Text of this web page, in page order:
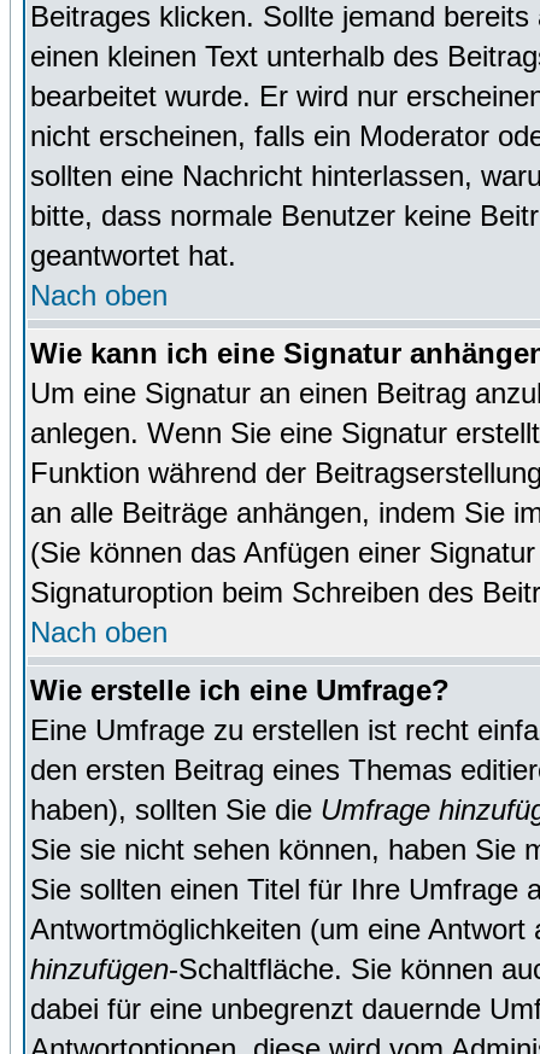
Beitrages klicken. Sollte jemand
einen kleinen Text unterhalb des
bearbeitet wurde. Er wird nur
nicht erscheinen, falls ein Moderator
sollten eine Nachricht hinterlassen,
bitte, dass normale Benutzer keine
geantwortet hat.
Nach oben
Wie kann ich eine Signatur
Um eine Signatur an einen Beitrag
anlegen. Wenn Sie eine Signatur
Funktion während der
an alle Beiträge anhängen, indem Sie
(Sie können das Anfügen einer
Signaturoption beim Schreiben des
Nach oben
Wie erstelle ich eine Umfrage?
Eine Umfrage zu erstellen ist recht
den ersten Beitrag eines Themas
haben), sollten Sie die Umfrage
Sie sie nicht sehen können, haben Sie
Sie sollten einen Titel für Ihre Umfrage
Antwortmöglichkeiten (um eine
hinzufügen-Schaltfläche. Sie können
dabei für eine unbegrenzt dauernde